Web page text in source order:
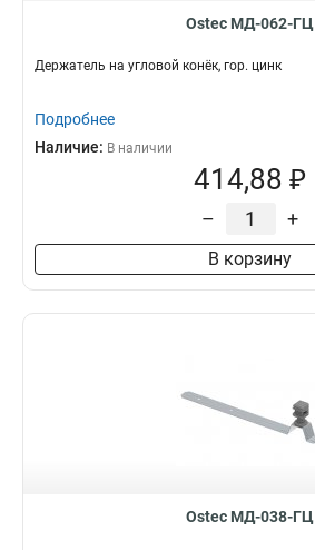
Ostec МД-062-ГЦ
Держатель на угловой конёк, гор. цинк
Подробнее
Наличие: В наличии
414,88 ₽
– +
В корзину
Ostec МД-038-ГЦ